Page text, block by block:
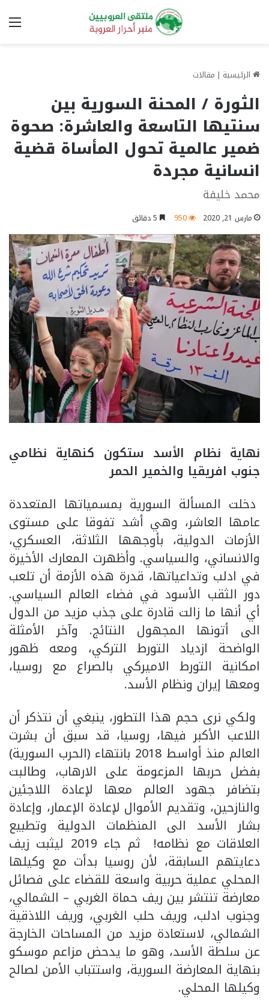
الرئيسية | مقالات
الثورة / المحنة السورية بين
سنتيها التاسعة والعاشرة: صحوة
ضمير عالمية تحول المأساة قضية
انسانية مجردة
محمد خليفة
مارس 21, 2020 950
نهاية نظام الأسد ستكون كنهاية نظامي
جنوب افريقيا والخمير الحمر
دخلت المسألة السورية بمسمياتها المتعددة
عامها العاشر، وهي أشد تفوقا على مستوى
الأزمات الدولية، بأوجهها الثلاثة، العسكري،
والانساني، والسياسي. وأظهرت المعارك الأخيرة
في ادلب وتداعياتها، قدرة هذه الأزمة أن تلعب
دور الثقب الأسود في فضاء العالم السياسي.
أي أنها ما زالت قادرة على جذب مزيد من الدول
الى أتونها المجهول النتائج. وآخر الأمثلة
الواضحة ازدياد التورط التركي، ومعه ظهور
امكانية التورط الاميركي بالصراع مع روسيا،
ومعها إيران ونظام الأسد.
ولكي نرى حجم هذا التطور، ينبغي أن نتذكر أن
اللاعب الأكبر فيها، روسيا، قد سبق أن بشرت
العالم منذ أواسط 2018 بانتهاء (الحرب السورية)
بفضل حربها المزعومة على الارهاب، وطالبت
بتضافر جهود العالم معها لإعادة اللاجئين
والنازحين، وتقديم الأموال لإعادة الإعمار، وإعادة
بشار الأسد الى المنظمات الدولية وتطبيع
العلاقات مع نظامه! ثم جاء 2019 ليثبت زيف
دعايتهم السابقة، لأن روسيا بدأت مع وكيلها
المحلي عملية حربية واسعة للقضاء على فصائل
معارضة تنتشر بين ريف حماة الغربي – الشمالي،
وجنوب ادلب، وريف حلب الغربي، وريف اللاذقية
الشمالي، لاستعادة مزيد من المساحات الخارجة
عن سلطة الأسد، وهو ما يدحض مزاعم موسكو
بنهاية المعارضة السورية، واستتباب الأمن لصالح
وكيلها المحلي.